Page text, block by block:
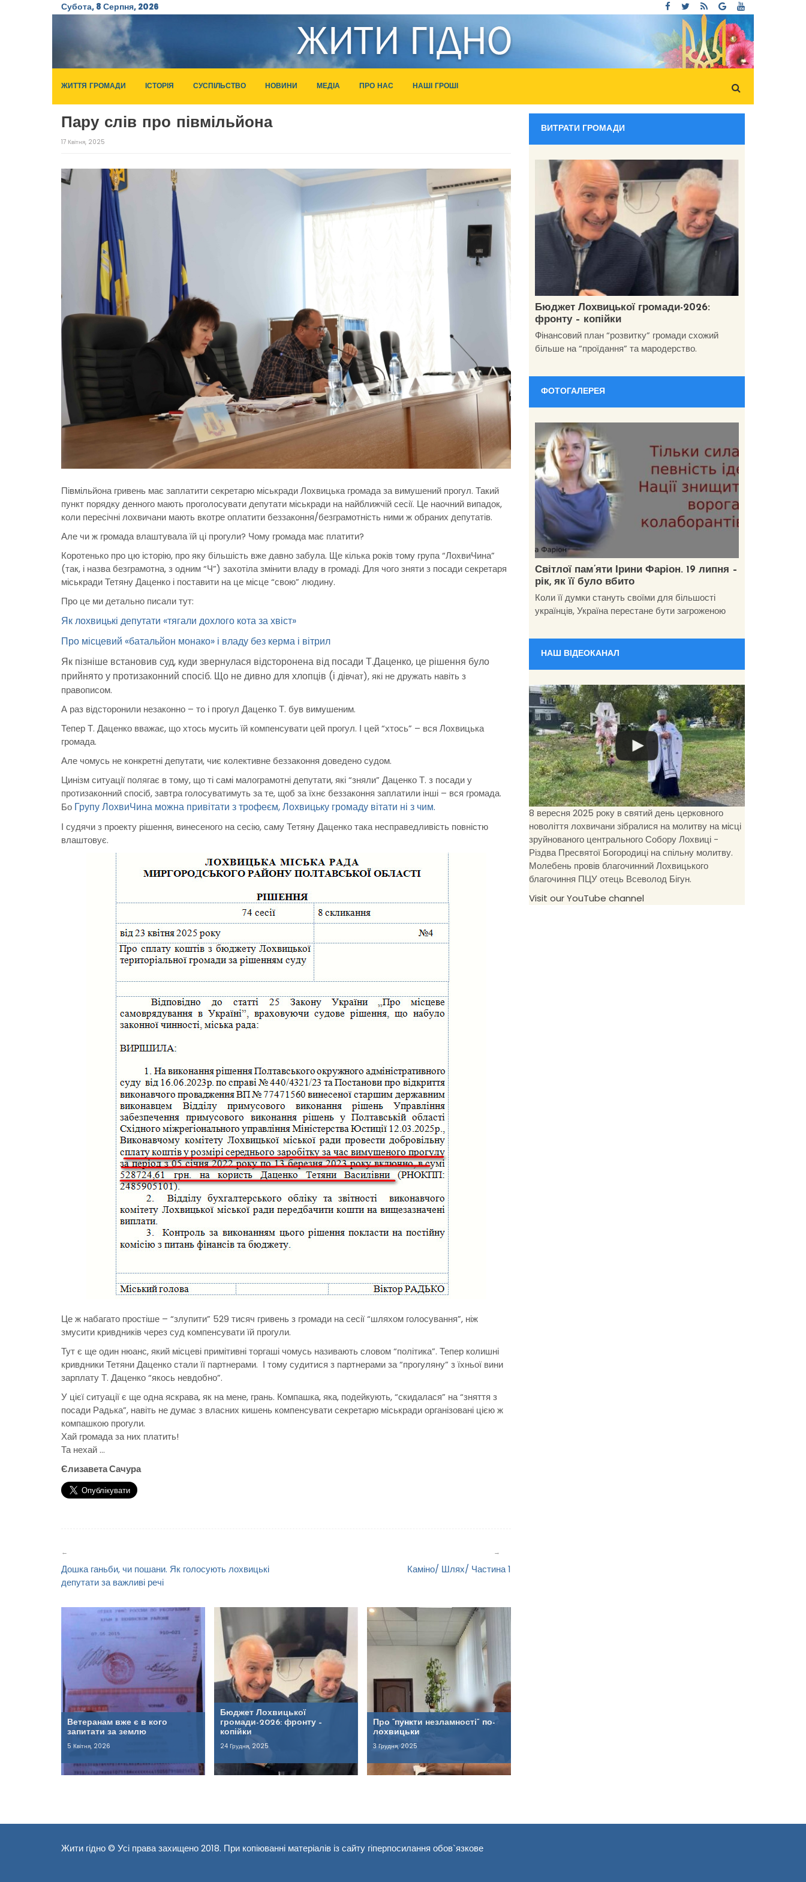
Субота, 8 Серпня, 2026
ЖИТТЯ ГРОМАДИ ІСТОРІЯ СУСПІЛЬСТВО НОВИНИ МЕДІА ПРО НАС НАШІ ГРОШІ
Пару слів про півмільйона
17 Квітня, 2025
Півмільйона гривень має заплатити секретарю міськради Лохвицька громада за вимушений прогул. Такий
пункт порядку денного мають проголосувати депутати міськради на найближчій сесії. Це наочний випадок,
коли пересічні лохвичани мають вкотре оплатити беззаконня/безграмотність ними ж обраних депутатів.
Але чи ж громада влаштувала їй ці прогули? Чому громада має платити?
Коротенько про цю історію, про яку більшість вже давно забула. Ще кілька років тому група “ЛохвиЧина”
(так, і назва безграмотна, з одним “Ч”) захотіла змінити владу в громаді. Для чого зняти з посади секретаря
міськради Тетяну Даценко і поставити на це місце “свою” людину.
Про це ми детально писали тут:
Як лохвицькі депутати «тягали дохлого кота за хвіст»
Про місцевий «батальйон монако» і владу без керма і вітрил
Як пізніше встановив суд, куди звернулася відсторонена від посади Т.Даценко, це рішення було
прийнято у протизаконний спосіб. Що не дивно для хлопців (і дівчат), які не дружать навіть з
правописом.
А раз відсторонили незаконно – то і прогул Даценко Т. був вимушеним.
Тепер Т. Даценко вважає, що хтось мусить їй компенсувати цей прогул. І цей “хтось” – вся Лохвицька
громада.
Але чомусь не конкретні депутати, чиє колективне беззаконня доведено судом.
Цинізм ситуації полягає в тому, що ті самі малограмотні депутати, які “зняли” Даценко Т. з посади у
протизаконний спосіб, завтра голосуватимуть за те, щоб за їхнє беззаконня заплатили інші – вся громада.
Бо Групу ЛохвиЧина можна привітати з трофеєм, Лохвицьку громаду вітати ні з чим.
І судячи з проекту рішення, винесеного на сесію, саму Тетяну Даценко така несправедливість повністю
влаштовує.
Це ж набагато простіше – “злупити” 529 тисяч гривень з громади на сесії “шляхом голосування”, ніж
змусити кривдників через суд компенсувати їй прогули.
Тут є ще один нюанс, який місцеві примітивні торгаші чомусь називають словом “політика”. Тепер колишні
кривдники Тетяни Даценко стали її партнерами. І тому судитися з партнерами за “прогуляну” з їхньої вини
зарплату Т. Даценко “якось невдобно”.
У цієї ситуації є ще одна яскрава, як на мене, грань. Компашка, яка, подейкують, “скидалася” на “зняття з
посади Радька”, навіть не думає з власних кишень компенсувати секретарю міськради організовані цією ж
компашкою прогули.
Хай громада за них платить!
Та нехай …
Єлизавета Сачура
Дошка ганьби, чи пошани. Як голосують лохвицькі
депутати за важливі речі
Каміно/ Шлях/ Частина 1
Ветеранам вже є в кого
запитати за землю
5 Квітня, 2026
Бюджет Лохвицької
громади-2026: фронту –
копійки
24 Грудня, 2025
Про “пункти незламності” по-
лохвицьки
3 Грудня, 2025
ВИТРАТИ ГРОМАДИ
Бюджет Лохвицької громади-2026:
фронту – копійки
Фінансовий план “розвитку” громади схожий
більше на “проїдання” та мародерство.
ФОТОГАЛЕРЕЯ
Світлої пам’яти Ірини Фаріон. 19 липня –
рік, як її було вбито
Коли її думки стануть своїми для більшості
українців, Україна перестане бути загроженою
НАШ ВІДЕОКАНАЛ
8 вересня 2025 року в святий день церковного
новоліття лохвичани зібралися на молитву на місці
зруйнованого центрального Собору Лохвиці -
Різдва Пресвятої Богородиці на спільну молитву.
Молебень провів благочинний Лохвицького
благочиння ПЦУ отець Всеволод Бігун.
Visit our YouTube channel
Жити гідно © Усі права захищено 2018. При копіюванні матеріалів із сайту гіперпосилання обов`язкове